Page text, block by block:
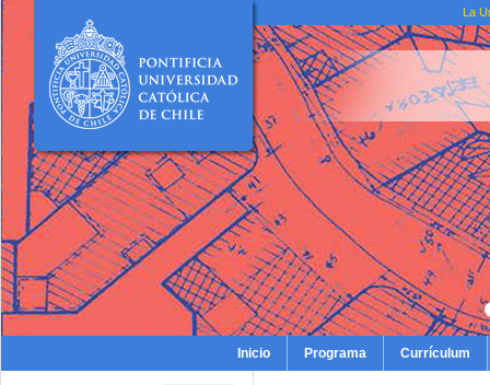
La
Inicio Programa Currículum